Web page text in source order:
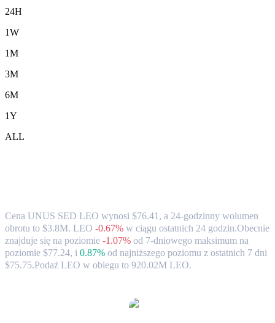
24H
1W
1M
3M
6M
1Y
ALL
Cena UNUS SED LEO wynosi $76.41, a 24-godzinny wolumen
obrotu to $3.8M. LEO -0.67% w ciągu ostatnich 24 godzin.Obecnie
znajduje się na poziomie -1.07% od 7-dniowego maksimum na
poziomie $77.24, i 0.87% od najniższego poziomu z ostatnich 7 dni
$75.75.Podaż LEO w obiegu to 920.02M LEO.